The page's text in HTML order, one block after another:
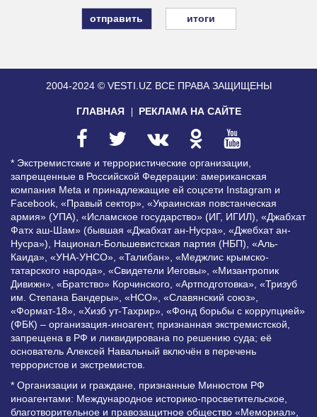
итоги
2004-2024 © VESTI.UZ ВСЕ ПРАВА ЗАЩИЩЕНЫ
ГЛАВНАЯ РЕКЛАМА НА САЙТЕ
* Экстремистские и террористические организации,
запрещенные в Российской Федерации: американская
компания Meta и принадлежащие ей соцсети Instagram и
Facebook, «Правый сектор», «Украинская повстанческая
армия» (УПА), «Исламское государство» (ИГ, ИГИЛ), «Джабхат
Фатх аш-Шам» (бывшая «Джабхат ан-Нусра», «Джебхат ан-
Нусра»), Национал-Большевистская партия (НБП), «Аль-
Каида», «УНА-УНСО», «Талибан», «Меджлис крымско-
татарского народа», «Свидетели Иеговы», «Мизантропик
Дивижн», «Братство» Корчинского, «Артподготовка», «Тризуб
им. Степана Бандеры», «НСО», «Славянский союз»,
«Формат-18», «Хизб ут-Тахрир», «Фонд борьбы с коррупцией»
(ФБК) – организация-иноагент, признанная экстремистской,
запрещена в РФ и ликвидирована по решению суда; её
основатель Алексей Навальный включён в перечень
террористов и экстремистов.
* Организации и граждане, признанные Минюстом РФ
иноагентами: Международное историко-просветительское,
благотворительное и правозащитное общество «Мемориал»,